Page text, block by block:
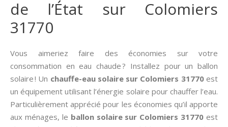
de l’État sur Colomiers
31770
Vous aimeriez faire des économies sur votre
consommation en eau chaude ? Installez pour un ballon
solaire ! Un chauffe-eau solaire sur Colomiers 31770est
un équipement utilisant l’énergie solaire pour chauffer l’eau.
Particulièrement apprécié pour les économies qu’il apporte
aux ménages, le ballon solaire sur Colomiers 31770 est